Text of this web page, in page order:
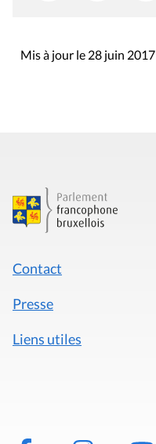
Mis à jour le 28 juin 2017
Contact
Presse
Liens utiles